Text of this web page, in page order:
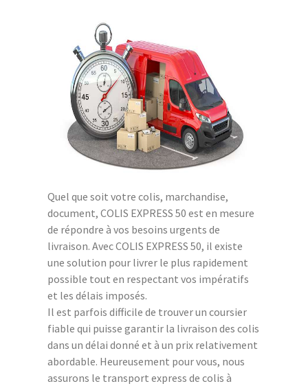
Quel que soit votre colis, marchandise,
document, COLIS EXPRESS 50 est en mesure
de répondre à vos besoins urgents de
livraison. Avec COLIS EXPRESS 50, il existe
une solution pour livrer le plus rapidement
possible tout en respectant vos impératifs
et les délais imposés.
Il est parfois difficile de trouver un coursier
fiable qui puisse garantir la livraison des colis
dans un délai donné et à un prix relativement
abordable. Heureusement pour vous, nous
assurons le transport express de colis à